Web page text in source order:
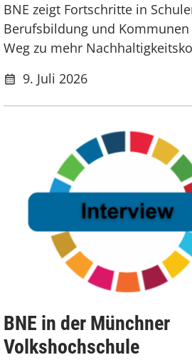
9. Juli 2026
BNE zeigt Fortschritte in
Berufsbildung und
Weg zu mehr
BNE in der Münchner
Volkshochschule